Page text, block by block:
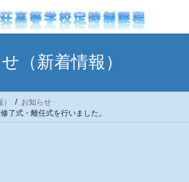
（新着情報）
お知らせ
了式・離任式を行いました。